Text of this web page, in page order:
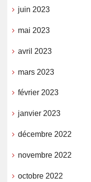
juin 2023
mai 2023
avril 2023
mars 2023
février 2023
janvier 2023
décembre 2022
novembre 2022
octobre 2022